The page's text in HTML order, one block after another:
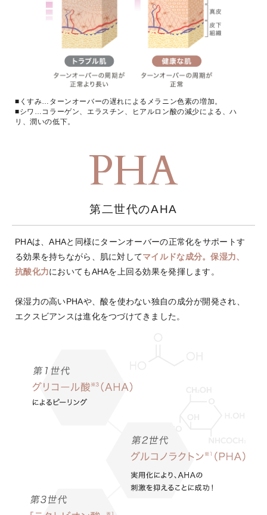
■くすみ…ターンオーバーの遅れによるメラニン色素の増加。
■シワ…コラーゲン、エラスチン、ヒアルロン酸の減少による、ハ
リ、潤いの低下。
PHA
第二世代のAHA
PHAは、AHAと同様にターンオーバーの正常化をサポートす
る効果を持ちながら、肌に対してマイルドな成分。保湿力、
抗酸化力においてもAHAを上回る効果を発揮します。
保湿力の高いPHAや、酸を使わない独自の成分が開発され、
エクスビアンスは進化をつづけてきました。